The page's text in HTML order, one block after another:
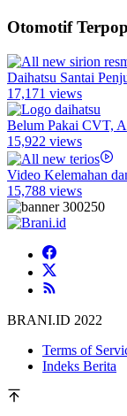
Otomotif
Daihatsu Santai
17,171 views
Belum Pakai CVT,
15,922 views
Video Kelemahan
15,788 views
BRANI.ID 2022
Terms of
Indeks Berita